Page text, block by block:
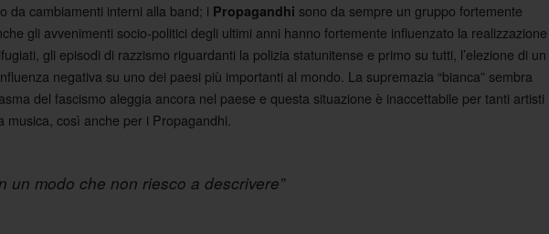
da cambiamenti interni alla band; i Propagandhi sono da sempre un gruppo fortemente
gli avvenimenti socio-politici degli ultimi anni hanno fortemente influenzato la realizzazione
gli episodi di razzismo riguardanti la polizia statunitense e primo su tutti, l’elezione di un
negativa su uno dei paesi più importanti al mondo. La supremazia “bianca” sembra
del fascismo aleggia ancora nel paese e questa situazione è inaccettabile per tanti artisti
musica, così anche per i Propagandhi.
un modo che non riesco a descrivere”